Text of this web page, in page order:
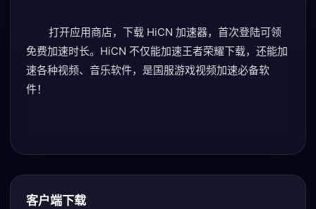
打开应用商店，下载 HiCN 加速器，首次登陆可领
免费加速时长。HiCN 不仅能加速王者荣耀下载，还能加
速各种视频、音乐软件，是国服游戏视频加速必备软
件！
客户端下载